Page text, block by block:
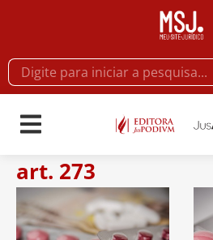
art. 273